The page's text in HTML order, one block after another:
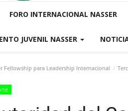
FORO INTERNACIONAL NASSER
JUVENIL NASSER
Fellowship para Leadership Internacional